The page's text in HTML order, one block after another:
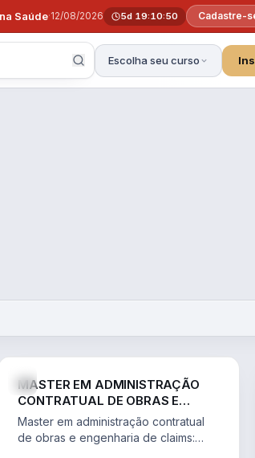
Saúde·12/08/2026 5d 19:10:49 Cadastre-
Escolha seu curso
MASTER EM ADMINISTRAÇÃO
CONTRATUAL DE OBRAS E
ENGENHARIA DE CLAIMS
Master em administração contratual
de obras e engenharia de claims: